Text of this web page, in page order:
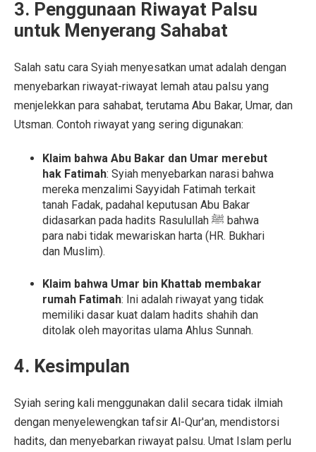
3. Penggunaan Riwayat Palsu
untuk Menyerang Sahabat
Salah satu cara Syiah menyesatkan umat adalah dengan
menyebarkan riwayat-riwayat lemah atau palsu yang
menjelekkan para sahabat, terutama Abu Bakar, Umar, dan
Utsman. Contoh riwayat yang sering digunakan:
Klaim bahwa Abu Bakar dan Umar merebut
hak Fatimah: Syiah menyebarkan narasi bahwa
mereka menzalimi Sayyidah Fatimah terkait
tanah Fadak, padahal keputusan Abu Bakar
didasarkan pada hadits Rasulullah ﷺ bahwa
para nabi tidak mewariskan harta (HR. Bukhari
dan Muslim).
Klaim bahwa Umar bin Khattab membakar
rumah Fatimah: Ini adalah riwayat yang tidak
memiliki dasar kuat dalam hadits shahih dan
ditolak oleh mayoritas ulama Ahlus Sunnah.
4. Kesimpulan
Syiah sering kali menggunakan dalil secara tidak ilmiah
dengan menyelewengkan tafsir Al-Qur'an, mendistorsi
hadits, dan menyebarkan riwayat palsu. Umat Islam perlu